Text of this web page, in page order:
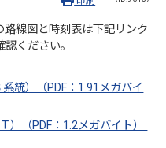
線図と時刻表は下記リンク
ください。
統）（PDF：1.91メガバイ
）（PDF：1.2メガバイト）